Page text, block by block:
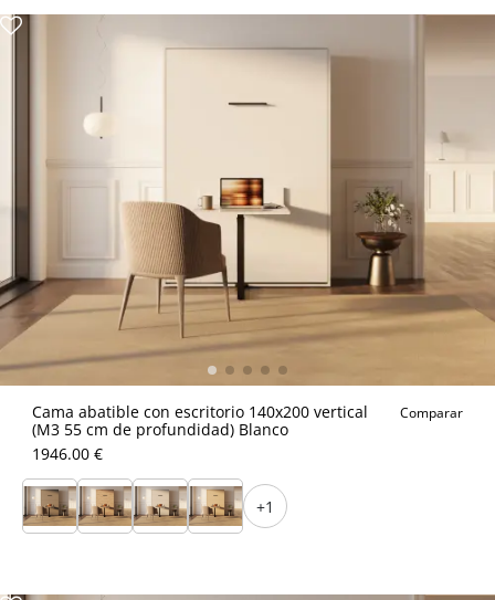
Cama abatible con escritorio 140x200 vertical
(M3 55 cm de profundidad) Blanco
Comparar
1946.00 €
+1